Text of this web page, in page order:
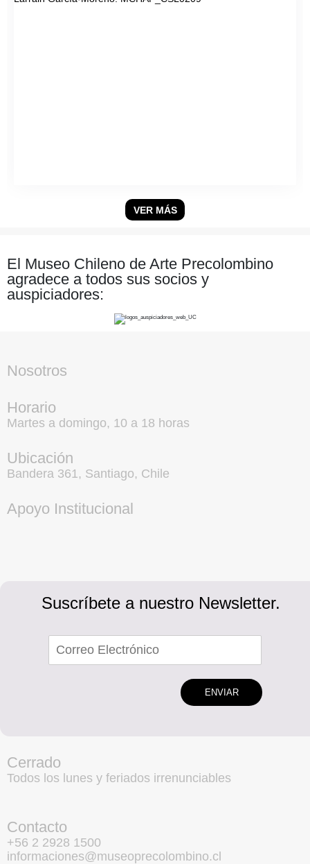
VER MÁS
El Museo Chileno de Arte Precolombino
agradece a todos sus socios y
auspiciadores:
Nosotros
Horario
Martes a domingo, 10 a 18 horas
Ubicación
Bandera 361, Santiago, Chile
Apoyo Institucional
Suscríbete a nuestro Newsletter.
ENVIAR
Cerrado
Todos los lunes y feriados irrenunciables
Contacto
+56 2 2928 1500
informaciones@museoprecolombino.cl